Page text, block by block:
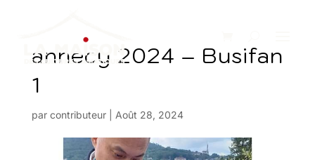
annecy 2024 – Busifan
1
par contributeur| Août 28, 2024